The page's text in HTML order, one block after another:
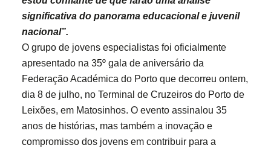
significativa do panorama educacional e juvenil
nacional”.
O grupo de jovens especialistas foi oficialmente
apresentado na 35º gala de aniversário da
Federação Académica do Porto que decorreu ontem,
dia 8 de julho, no Terminal de Cruzeiros do Porto de
Leixões, em Matosinhos. O evento assinalou 35
anos de histórias, mas também a inovação e
compromisso dos jovens em contribuir para a